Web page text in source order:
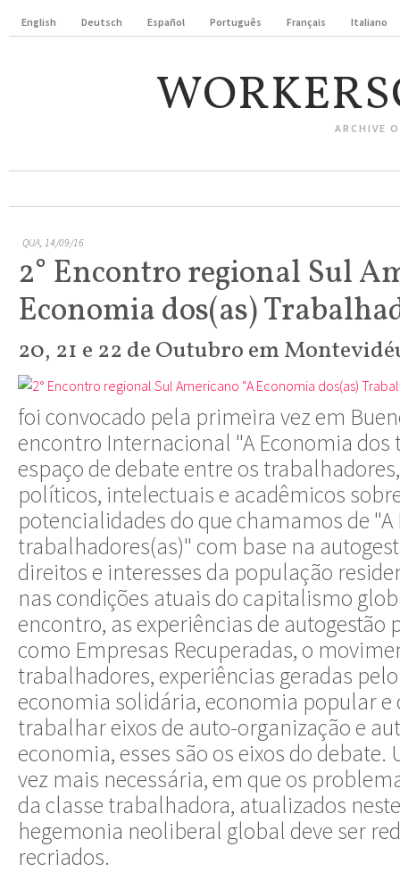
English Deutsch Español Português Français Italiano
ARCHIVE
QUA, 14/09/16
2° Encontro regional Sul
Economia dos(as)
20, 21 e 22 de Outubro em
foi convocado pela primeira vez em
encontro Internacional "A Economia
espaço de debate entre os
políticos, intelectuais e acadêmicos
potencialidades do que chamamos de
trabalhadores(as)" com base na
direitos e interesses da população
nas condições atuais do capitalismo
encontro, as experiências de autogestão
como Empresas Recuperadas, o
trabalhadores, experiências geradas
economia solidária, economia popular e
trabalhar eixos de auto-organização e
economia, esses são os eixos do debate.
vez mais necessária, em que os
da classe trabalhadora, atualizados
hegemonia neoliberal global deve ser
recriados.